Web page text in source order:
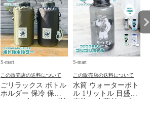
S-mart
この販売店の送料について
ごリラックス ボトル
ホルダー 保冷 保温
S-mart
この販売店の送料について
水筒 ウォーターボト
ル 1リットル 目盛り